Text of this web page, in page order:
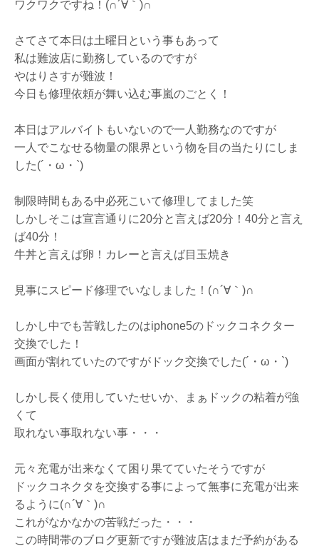
ワクワクですね！(∩´∀｀)∩
さてさて本日は土曜日という事もあって
私は難波店に勤務しているのですが
やはりさすが難波！
今日も修理依頼が舞い込む事嵐のごとく！
本日はアルバイトもいないので一人勤務なのですが
一人でこなせる物量の限界という物を目の当たりにしま
した(´・ω・`)
制限時間もある中必死こいて修理してました笑
しかしそこは宣言通りに20分と言えば20分！40分と言え
ば40分！
牛丼と言えば卵！カレーと言えば目玉焼き
見事にスピード修理でいなしました！(∩´∀｀)∩
しかし中でも苦戦したのはiphone5のドックコネクター
交換でした！
画面が割れていたのですがドック交換でした(´・ω・`)
しかし長く使用していたせいか、まぁドックの粘着が強
くて
取れない事取れない事・・・
元々充電が出来なくて困り果てていたそうですが
ドックコネクタを交換する事によって無事に充電が出来
るように(∩´∀｀)∩
これがなかなかの苦戦だった・・・
この時間帯のブログ更新ですが難波店はまだ予約がある